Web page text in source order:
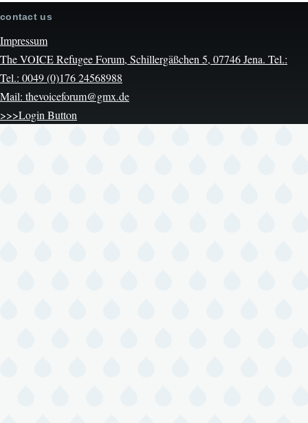
contact us
Impressum
The VOICE Refugee Forum, Schillergäßchen 5, 07746 Jena. Tel.:
Tel.: 0049 (0)176 24568988
Mail: thevoiceforum@gmx.de
>>>Login Button